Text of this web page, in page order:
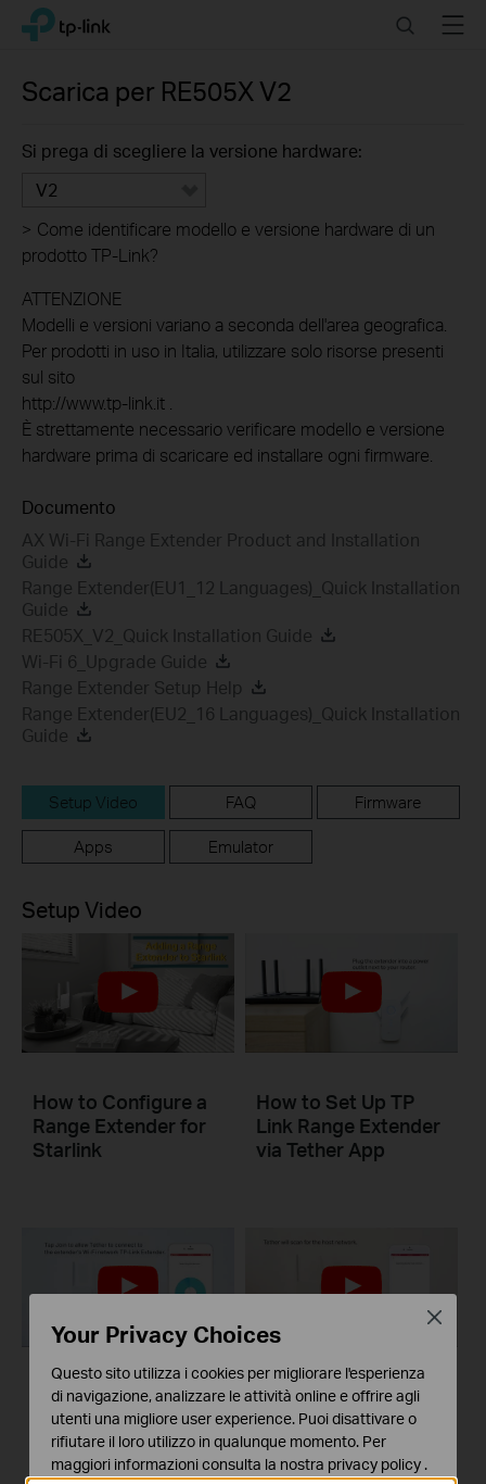
Click
navigation
TP-Link, Reliably Smart SearchMenu
Scarica per RE505X V2
Si prega di scegliere la versione hardware:
V2
> Come identificare modello e versione hardware di un
prodotto TP-Link?
ATTENZIONE
Modelli e versioni variano a seconda dell'area geografica.
Per prodotti in uso in Italia, utilizzare solo risorse presenti
sul sito
http://www.tp-link.it .
È strettamente necessario verificare modello e versione
hardware prima di scaricare ed installare ogni firmware.
Documento
AX Wi-Fi Range Extender Product and Installation
Guide
Range Extender(EU1_12 Languages)_Quick Installation
Guide
RE505X_V2_Quick Installation Guide
Wi-Fi 6_Upgrade Guide
Range Extender Setup Help
Range Extender(EU2_16 Languages)_Quick Installation
Guide
Setup Video FAQ Firmware
Apps Emulator
Setup Video
How to Configure a
Range Extender for
Starlink
How to Set Up TP
Link Range Extender
via Tether App
RE505X/RE515X
Unboxing and Setup
Video
Set Up TP-Link
Range Extender via
Tether App
Your Privacy Choices
Questo sito utilizza i cookies per migliorare l'esperienza
di navigazione, analizzare le attività online e offrire agli
utenti una migliore user experience. Puoi disattivare o
rifiutare il loro utilizzo in qualunque momento. Per
maggiori informazioni consulta la nostra privacy policy .
Close